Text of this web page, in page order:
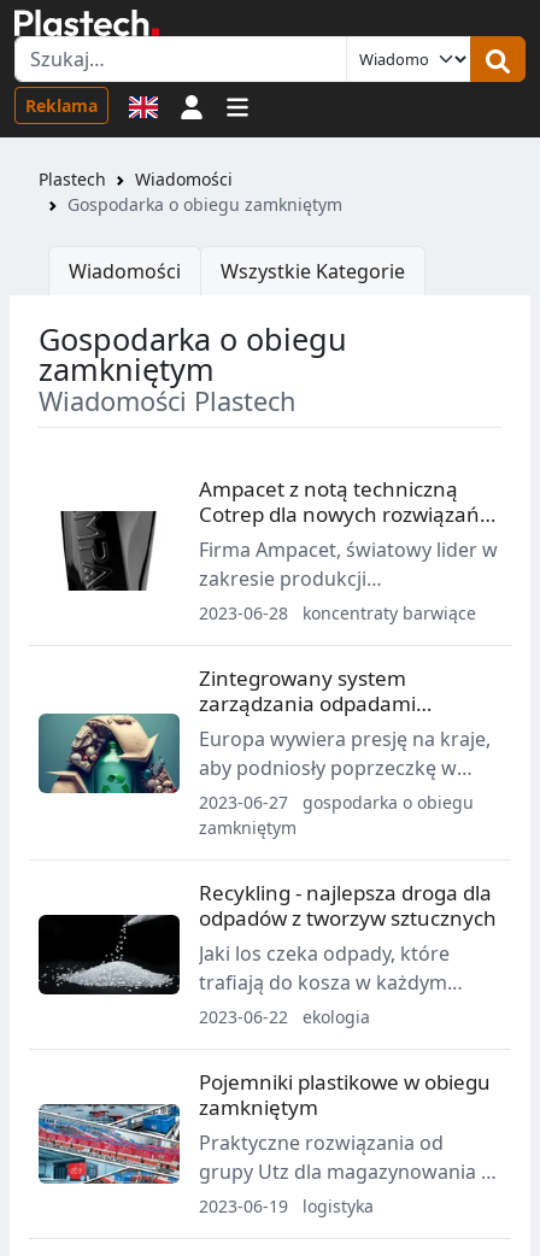
Reklama Logowanie
Plastech
Wiadomości
Gospodarka o obiegu zamkniętym
Wiadomości Wszystkie Kategorie
Gospodarka o obiegu
zamkniętym
Wiadomości Plastech
Ampacet z notą techniczną
Cotrep dla nowych rozwiązań
REC-NIR-Black sortowalnych w
NIR
Firma Ampacet, światowy lider w
zakresie produkcji
koncentratów, otrzymała notę
nowej generacji rozwiązań w
sferze koncentratów
sortowalnych metodą NIR.
2023-06-28 koncentraty barwiące
Zintegrowany system
zarządzania odpadami
dostosuje węgierską
gospodarkę do celów UE
Europa wywiera presję na kraje,
aby podniosły poprzeczkę w
zakresie zarządzania odpadami.
Jednym z krajów, który
podejmuje kroki, aby
zrealizować te cele, są Węgry.
2023-06-27
gospodarka o obiegu
zamkniętym
Recykling - najlepsza droga dla
odpadów z tworzyw sztucznych
Jaki los czeka odpady, które
trafiają do kosza w każdym
gospodarstwie domowym?
2023-06-22 ekologia
Pojemniki plastikowe w obiegu
zamkniętym
Praktyczne rozwiązania od
grupy Utz dla magazynowania i
logistyki.
2023-06-19 logistyka